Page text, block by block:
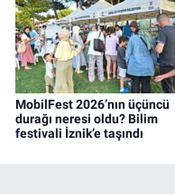
MobilFest 2026’nın üçüncü
durağı neresi oldu? Bilim
festivali İznik’e taşındı